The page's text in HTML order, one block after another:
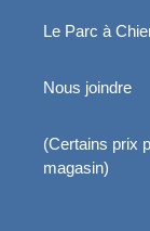
Le Parc à
Nous joindre
(Certains prix
magasin)